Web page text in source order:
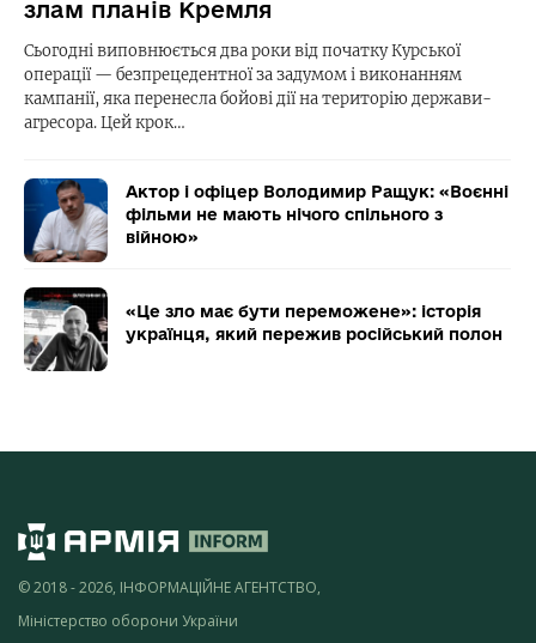
злам планів Кремля
Сьогодні виповнюється два роки від початку Курської
операції — безпрецедентної за задумом і виконанням
кампанії, яка перенесла бойові дії на територію держави-
агресора. Цей крок…
Актор і офіцер Володимир Ращук: «Воєнні
фільми не мають нічого спільного з
війною»
«Це зло має бути переможене»: історія
українця, який пережив російський полон
© 2018 - 2026, ІНФОРМАЦІЙНЕ АГЕНТСТВО,
Міністерство оборони України